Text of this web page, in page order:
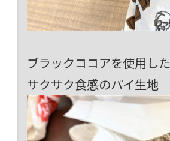
ブラックココアを使用した
サクサク食感のパイ生地